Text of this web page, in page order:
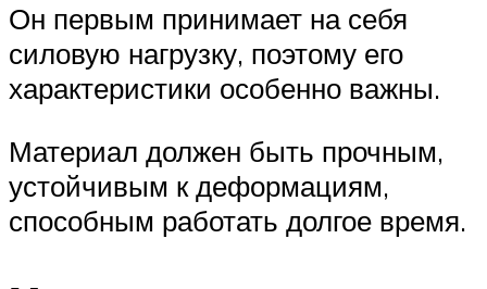
Он первым принимает на себя
силовую нагрузку, поэтому его
характеристики особенно важны.
Материал должен быть прочным,
устойчивым к деформациям,
способным работать долгое время.